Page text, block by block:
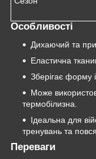
Особливості
Дихаючий та
Еластична
Зберігає форму
Може
термобілизна.
Ідеальна для
тренувань та
Переваги